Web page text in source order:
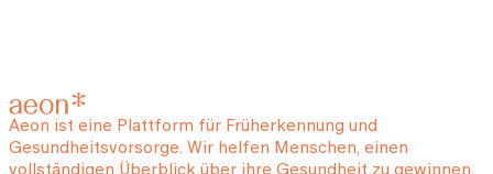
Aeon ist eine Plattform für Früherkennung und
Gesundheitsvorsorge. Wir helfen Menschen, einen